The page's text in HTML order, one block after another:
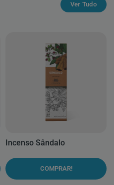
Ver Tudo
Incenso Sândalo
COMPRAR!